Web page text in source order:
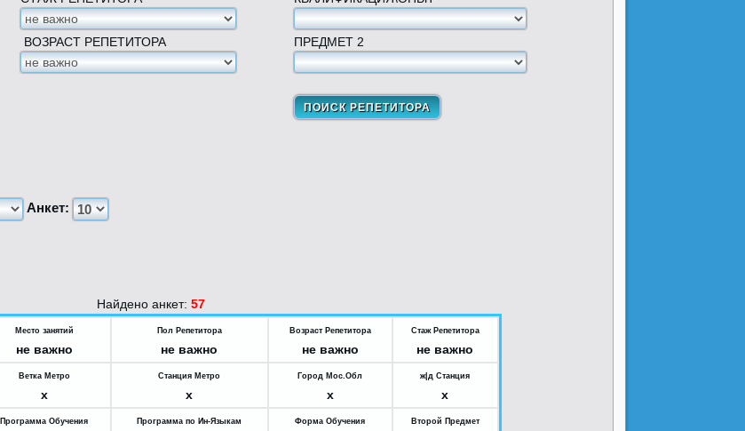
ВОЗРАСТ РЕПЕТИТОРА ПРЕДМЕТ 2
Анкет:
Найдено анкет: 57
Место занятий
не важно
Пол Репетитора
не важно
Возраст Репетитора
не важно
Стаж Репетитора
не важно
Ветка Метро
x
Станция Метро
x
Город Мос.Обл
x
ж|д Станция
x
Программа Обучения Программа по Ин-Языкам Форма Обучения Второй Предмет